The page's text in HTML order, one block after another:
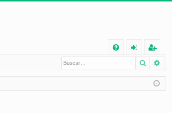
Q
nt
ifi
eg
ist
ra
Buscar